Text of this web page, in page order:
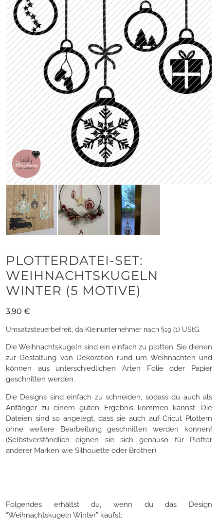
PLOTTERDATEI-SET:
WEIHNACHTSKUGELN
WINTER (5 MOTIVE)
3,90 €
Umsatzsteuerbefreit, da Kleinunternehmer nach §19 (1) UStG.
Die Weihnachtskugeln sind ein einfach zu plotten. Sie dienen
zur Gestaltung von Dekoration rund um Weihnachten und
können aus unterschiedlichen Arten Folie oder Papier
geschnitten werden.
Die Designs sind einfach zu schneiden, sodass du auch als
Anfänger zu einem guten Ergebnis kommen kannst. Die
Dateien sind so angelegt, dass sie auch auf Cricut Plottern
ohne weitere Bearbeitung geschnitten werden können!
(Selbstverständlich eignen sie sich genauso für Plotter
anderer Marken wie Silhouette oder Brother)
Folgendes erhältst du, wenn du das Design
“Weihnachtskugeln Winter” kaufst: